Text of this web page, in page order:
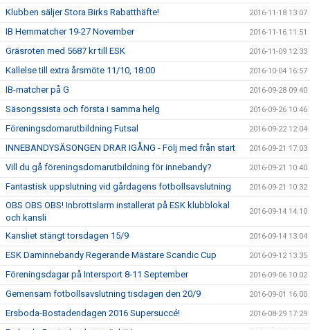
Klubben säljer Stora Birks Rabatthäfte! 2016-11-18 13:07
IB Hemmatcher 19-27 November 2016-11-16 11:51
Gräsroten med 5687 kr till ESK 2016-11-09 12:33
Kallelse till extra årsmöte 11/10, 18:00 2016-10-04 16:57
IB-matcher på G 2016-09-28 09:40
Säsongssista och första i samma helg 2016-09-26 10:46
Föreningsdomarutbildning Futsal 2016-09-22 12:04
INNEBANDYSÄSONGEN DRAR IGÅNG - Följ med från start 2016-09-21 17:03
Vill du gå föreningsdomarutbildning för innebandy? 2016-09-21 10:40
Fantastisk uppslutning vid gårdagens fotbollsavslutning 2016-09-21 10:32
OBS OBS OBS! Inbrottslarm installerat på ESK klubblokal
och kansli
2016-09-14 14:10
Kansliet stängt torsdagen 15/9 2016-09-14 13:04
ESK Daminnebandy Regerande Mästare Scandic Cup 2016-09-12 13:35
Föreningsdagar på Intersport 8-11 September 2016-09-06 10:02
Gemensam fotbollsavslutning tisdagen den 20/9 2016-09-01 16:00
Ersboda-Bostadendagen 2016 Supersuccé! 2016-08-29 17:29